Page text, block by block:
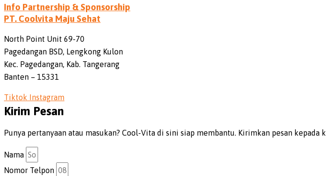
Info Partnership & Sponsorship
PT. Coolvita Maju Sehat
North Point Unit 69-70
Pagedangan BSD, Lengkong Kulon
Kec. Pagedangan, Kab. Tangerang
Banten – 15331
Tiktok Instagram
Kirim Pesan
Punya pertanyaan atau masukan? Cool-Vita di sini siap membantu. Kirimkan pesan kepada
Nama
Nomor Telpon